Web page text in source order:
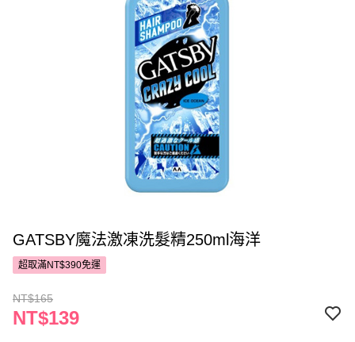
GATSBY魔法激凍洗髮精250ml海洋
超取滿NT$390免運
NT$165
NT$139